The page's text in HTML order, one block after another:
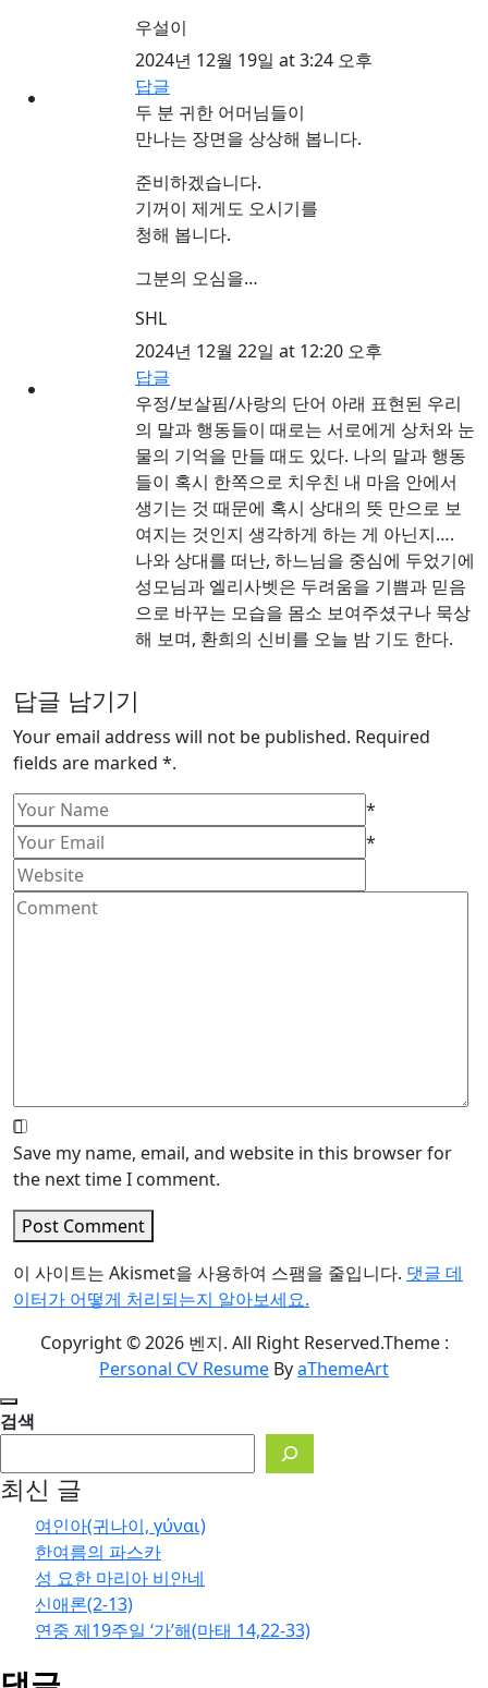
우설이
2024년 12월 19일 at 3:24 오후
답글
두 분 귀한 어머님들이
만나는 장면을 상상해 봅니다.
준비하겠습니다.
기꺼이 제게도 오시기를
청해 봅니다.
그분의 오심을…
SHL
2024년 12월 22일 at 12:20 오후
답글
우정/보살핌/사랑의 단어 아래 표현된 우리
의 말과 행동들이 때로는 서로에게 상처와 눈
물의 기억을 만들 때도 있다. 나의 말과 행동
들이 혹시 한쪽으로 치우친 내 마음 안에서
생기는 것 때문에 혹시 상대의 뜻 만으로 보
여지는 것인지 생각하게 하는 게 아닌지….
나와 상대를 떠난, 하느님을 중심에 두었기에
성모님과 엘리사벳은 두려움을 기쁨과 믿음
으로 바꾸는 모습을 몸소 보여주셨구나 묵상
해 보며, 환희의 신비를 오늘 밤 기도 한다.
답글 남기기
Your email address will not be published. Required
fields are marked *.
*
*
Save my name, email, and website in this browser for
the next time I comment.
Post Comment
이 사이트는 Akismet을 사용하여 스팸을 줄입니다. 댓글 데
이터가 어떻게 처리되는지 알아보세요.
Copyright © 2026 벤지. All Right Reserved.Theme :
Personal CV Resume ByaThemeArt
검색
최신 글
여인아(귀나이, γύναι)
한여름의 파스카
성 요한 마리아 비안네
신애론(2-13)
연중 제19주일 ‘가’해(마태 14,22-33)